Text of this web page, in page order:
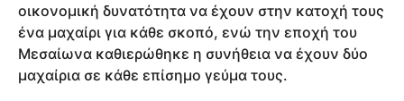
οικονομική δυνατότητα να έχουν στην κατοχή τους
ένα μαχαίρι για κάθε σκοπό, ενώ την εποχή του
Μεσαίωνα καθιερώθηκε η συνήθεια να έχουν δύο
μαχαίρια σε κάθε επίσημο γεύμα τους.